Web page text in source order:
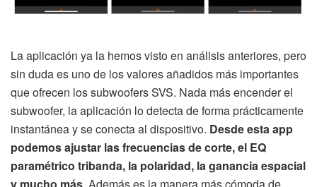
La aplicación ya la hemos visto en análisis anteriores, pero
sin duda es uno de los valores añadidos más importantes
que ofrecen los subwoofers SVS. Nada más encender el
subwoofer, la aplicación lo detecta de forma prácticamente
instantánea y se conecta al dispositivo. Desde esta app
podemos ajustar las frecuencias de corte, el EQ
paramétrico tribanda, la polaridad, la ganancia espacial